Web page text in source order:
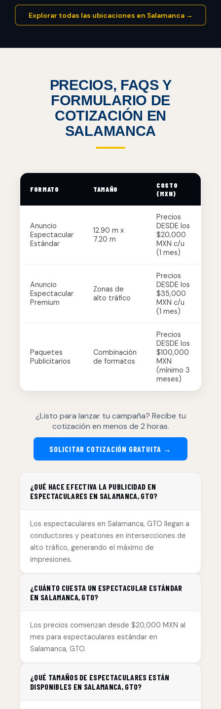
Explorar todas las ubicaciones en Salamanca →
PRECIOS, FAQS Y
FORMULARIO DE
COTIZACIÓN EN
SALAMANCA
FORMATO TAMAÑO
COSTO
(MXN)
Anuncio
Espectacular
Estándar
12.90 m x
7.20 m
Precios
DESDE los
$20,000
MXN c/u
(1 mes)
Anuncio
Espectacular
Premium
Zonas de
alto tráfico
Precios
DESDE los
$35,000
MXN c/u
(1 mes)
Paquetes
Publicitarios
Combinación
de formatos
Precios
DESDE los
$100,000
MXN
(mínimo 3
meses)
¿Listo para lanzar tu campaña? Recibe tu
cotización en menos de 2 horas.
SOLICITAR COTIZACIÓN GRATUITA →
¿QUÉ HACE EFECTIVA LA PUBLICIDAD EN
ESPECTACULARES EN SALAMANCA, GTO?
Los espectaculares en Salamanca, GTO llegan a
conductores y peatones en intersecciones de
alto tráfico, generando el máximo de
impresiones.
¿CUÁNTO CUESTA UN ESPECTACULAR ESTÁNDAR
EN SALAMANCA, GTO?
Los precios comienzan desde $20,000 MXN al
mes para espectaculares estándar en
Salamanca, GTO.
¿QUÉ TAMAÑOS DE ESPECTACULARES ESTÁN
DISPONIBLES EN SALAMANCA, GTO?